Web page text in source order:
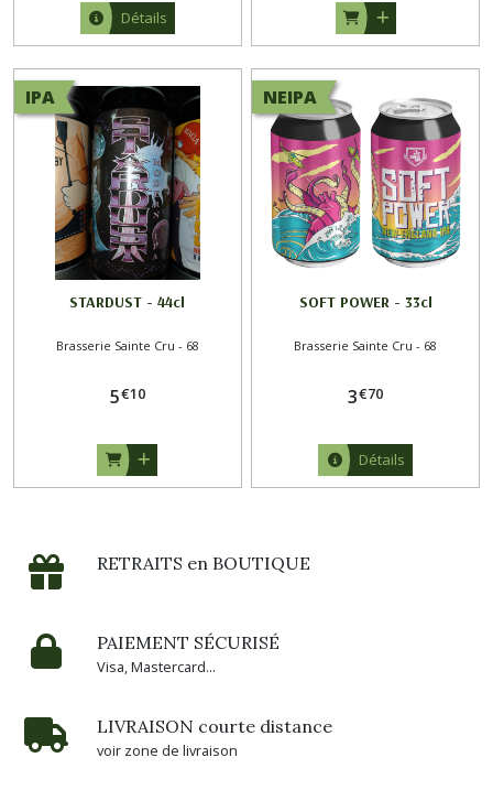
Détails
IPA
STARDUST - 44cl
Brasserie Sainte Cru - 68
5€10
NEIPA
SOFT POWER - 33cl
Brasserie Sainte Cru - 68
3€70
Détails
RETRAITS en BOUTIQUE
PAIEMENT SÉCURISÉ
Visa, Mastercard...
LIVRAISON courte distance
voir zone de livraison